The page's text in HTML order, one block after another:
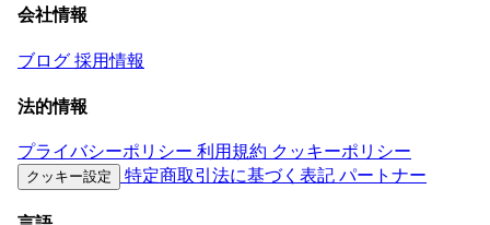
会社情報
ブログ 採用情報
法的情報
プライバシーポリシー 利用規約 クッキーポリシー
クッキー設定 特定商取引法に基づく表記 パートナー